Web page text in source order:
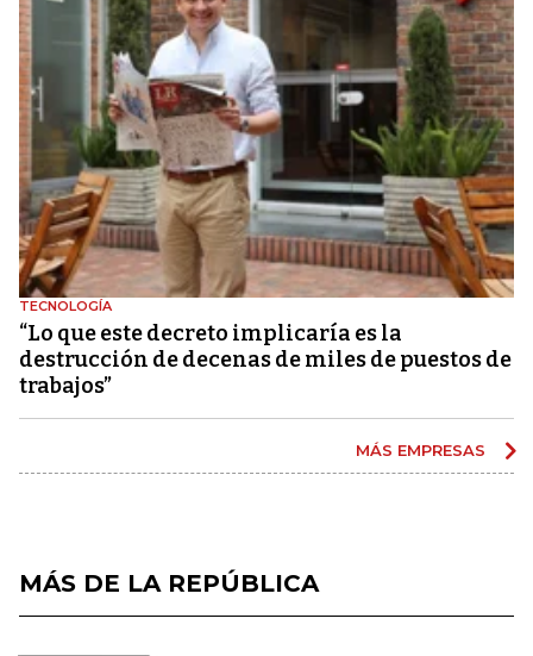
TECNOLOGÍA
“Lo que este decreto implicaría es la
destrucción de decenas de miles de puestos de
trabajos”
MÁS EMPRESAS
MÁS DE LA REPÚBLICA